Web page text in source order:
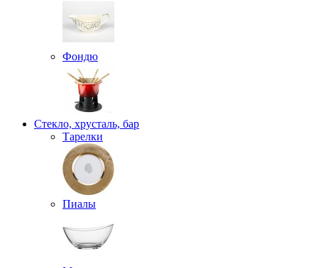
Фондю
Стекло, хрусталь, бар
Тарелки
Пиалы